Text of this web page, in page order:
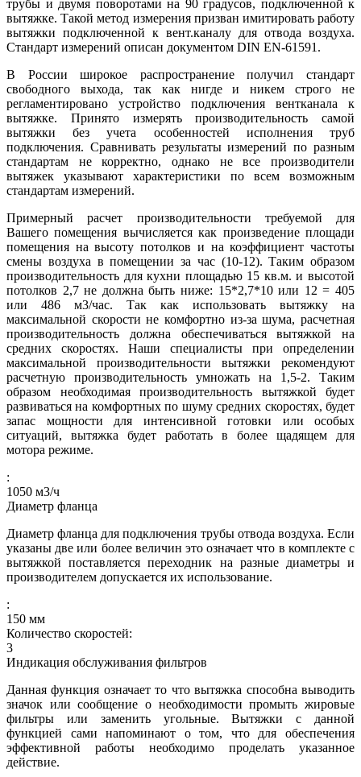
трубы и двумя поворотами на 90 градусов, подключенной к
вытяжке. Такой метод измерения призван имитировать работу
вытяжки подключенной к вент.каналу для отвода воздуха.
Стандарт измерений описан документом DIN EN-61591.
В России широкое распространение получил стандарт
свободного выхода, так как нигде и никем строго не
регламентировано устройство подключения вентканала к
вытяжке. Принято измерять производительность самой
вытяжки без учета особенностей исполнения труб
подключения. Сравнивать результаты измерений по разным
стандартам не корректно, однако не все производители
вытяжек указывают характеристики по всем возможным
стандартам измерений.
Примерный расчет производительности требуемой для
Вашего помещения вычисляется как произведение площади
помещения на высоту потолков и на коэффициент частоты
смены воздуха в помещении за час (10-12). Таким образом
производительность для кухни площадью 15 кв.м. и высотой
потолков 2,7 не должна быть ниже: 15*2,7*10 или 12 = 405
или 486 м3/час. Так как использовать вытяжку на
максимальной скорости не комфортно из-за шума, расчетная
производительность должна обеспечиваться вытяжкой на
средних скоростях. Наши специалисты при определении
максимальной производительности вытяжки рекомендуют
расчетную производительность умножать на 1,5-2. Таким
образом необходимая производительность вытяжкой будет
развиваться на комфортных по шуму средних скоростях, будет
запас мощности для интенсивной готовки или особых
ситуаций, вытяжка будет работать в более щадящем для
мотора режиме.
:
1050 м3/ч
Диаметр фланца
Диаметр фланца для подключения трубы отвода воздуха. Если
указаны две или более величин это означает что в комплекте с
вытяжкой поставляется переходник на разные диаметры и
производителем допускается их использование.
:
150 мм
Количество скоростей:
3
Индикация обслуживания фильтров
Данная функция означает то что вытяжка способна выводить
значок или сообщение о необходимости промыть жировые
фильтры или заменить угольные. Вытяжки с данной
функцией сами напоминают о том, что для обеспечения
эффективной работы необходимо проделать указанное
действие.